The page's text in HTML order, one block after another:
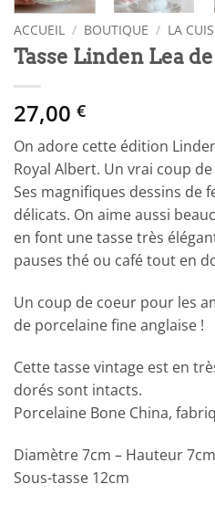
ACCUEIL / BOUTIQUE / LA
Tasse Linden Lea
27,00 €
On adore cette édition
Royal Albert. Un vrai coup
Ses magnifiques dessins de
délicats. On aime aussi
en font une tasse très
pauses thé ou café tout en
Un coup de coeur pour les
de porcelaine fine anglaise !
Cette tasse vintage est en
dorés sont intacts.
Porcelaine Bone China,
Diamètre 7cm – Hauteur 7cm
Sous-tasse 12cm